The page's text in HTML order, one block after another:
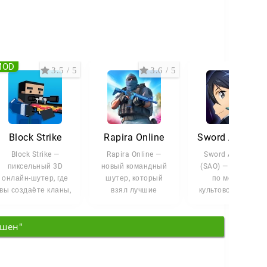
Block Strike
Block Strike —
пиксельный 3D
онлайн-шутер, где
вы создаёте кланы,
3.5 / 5
Rapira Online
Rapira Online —
новый командный
шутер, который
взял лучшие
3.6 / 5
Sword Art Online
(SAO) — MMO-игра
по мотивам
культового ранобэ,